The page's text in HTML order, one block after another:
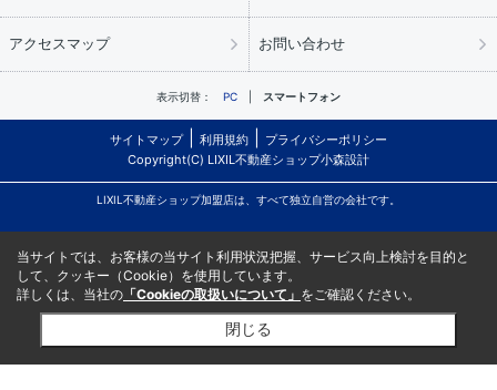
アクセスマップ お問い合わせ
表示切替： PC スマートフォン
サイトマップ 利用規約
プライバシーポリシー
Copyright(C) LIXIL不動産ショップ小森設計
LIXIL不動産ショップ加盟店は、すべて独立自営の会社です。
当サイトでは、お客様の当サイト利用状況把握、サービス向上検討を目的と
して、クッキー（Cookie）を使用しています。
詳しくは、当社の 「Cookieの取扱いについて」 をご確認ください。
閉じる